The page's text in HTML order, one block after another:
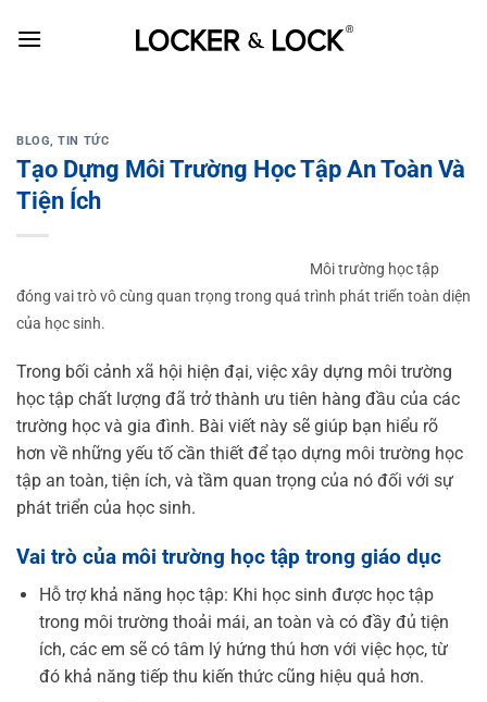
BLOG,TIN TỨC
Tạo Dựng Môi Trường Học Tập An Toàn Và
Tiện Ích
Môi trường học tập
đóng vai trò vô cùng quan trọng trong quá trình phát triển toàn diện
của học sinh.
Trong bối cảnh xã hội hiện đại, việc xây dựng môi trường
học tập chất lượng đã trở thành ưu tiên hàng đầu của các
trường học và gia đình. Bài viết này sẽ giúp bạn hiểu rõ
hơn về những yếu tố cần thiết để tạo dựng môi trường học
tập an toàn, tiện ích, và tầm quan trọng của nó đối với sự
phát triển của học sinh.
Vai trò của môi trường học tập trong giáo dục
Hỗ trợ khả năng học tập: Khi học sinh được học tập
trong môi trường thoải mái, an toàn và có đầy đủ tiện
ích, các em sẽ có tâm lý hứng thú hơn với việc học, từ
đó khả năng tiếp thu kiến thức cũng hiệu quả hơn.